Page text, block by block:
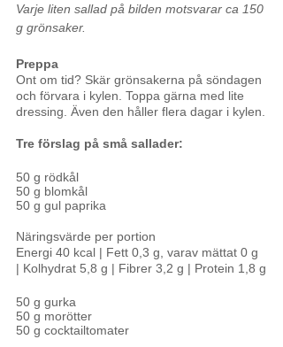
Varje liten sallad på bilden motsvarar ca 150
g grönsaker.
Preppa
Ont om tid? Skär grönsakerna på söndagen
och förvara i kylen. Toppa gärna med lite
dressing. Även den håller flera dagar i kylen.
Tre förslag på små sallader:
50 g rödkål
50 g blomkål
50 g gul paprika
Näringsvärde per portion
Energi 40 kcal | Fett 0,3 g, varav mättat 0 g
| Kolhydrat 5,8 g | Fibrer 3,2 g | Protein 1,8 g
50 g gurka
50 g morötter
50 g cocktailtomater